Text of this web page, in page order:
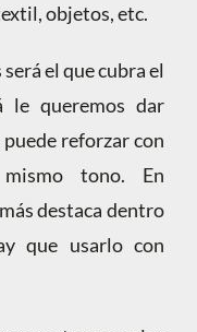
objetos, etc.
el que cubra el
le queremos dar
puede reforzar con
tono. En
destaca dentro
que usarlo con